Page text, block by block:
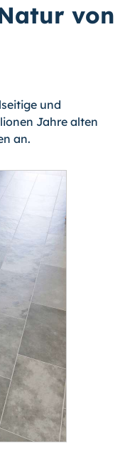
von
und
Jahre alten
an.